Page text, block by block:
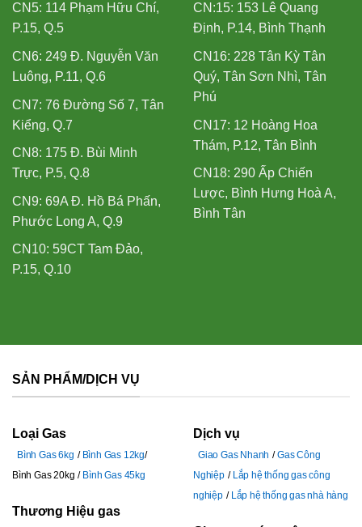
CN5: 114 Phạm Hữu Chí,
P.15, Q.5
CN6: 249 Đ. Nguyễn Văn
Luông, P.11, Q.6
CN7: 76 Đường Số 7, Tân
Kiểng, Q.7
CN8: 175 Đ. Bùi Minh
Trực, P.5, Q.8
CN9: 69A Đ. Hồ Bá Phấn,
Phước Long A, Q.9
CN10: 59CT Tam Đảo,
P.15, Q.10
CN:15: 153 Lê Quang
Định, P.14, Bình Thạnh
CN16: 228 Tân Kỳ Tân
Quý, Tân Sơn Nhì, Tân
Phú
CN17: 12 Hoàng Hoa
Thám, P.12, Tân Bình
CN18: 290 Ấp Chiến
Lược, Bình Hưng Hoà A,
Bình Tân
SẢN PHẨM/DỊCH VỤ
Loại Gas
Bình Gas 6kg
Bình Gas 12kg
Bình Gas 20kg
Bình Gas 45kg
Thương Hiệu gas
Dịch vụ
Giao Gas Nhanh
Gas Công
Nghiệp
Lắp hệ thống gas công
nghiệp
Lắp hệ thống gas nhà hàng